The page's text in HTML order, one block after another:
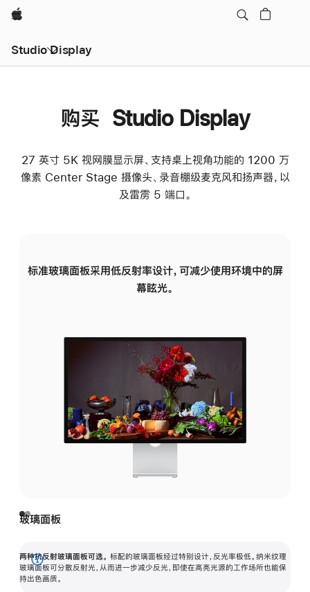
Apple
Studio Display
购买 Studio Display
27 英寸 5K 视网膜显示屏、支持桌上视角功能的 1200 万
像素 Center Stage 摄像头、录音棚级麦克风和扬声器，以
及雷雳 5 端口。
标准玻璃面板采用低反射率设计，可减少使用环境中的屏
幕眩光。
玻璃面板
两种抗反射玻璃面板可选。 标配的玻璃面板经过特别设计，反光率极低。纳米纹理
玻璃面板可分散反射光，从而进一步减少反光，即使在高亮光源的工作场所也能保
持出色画质。
展
开